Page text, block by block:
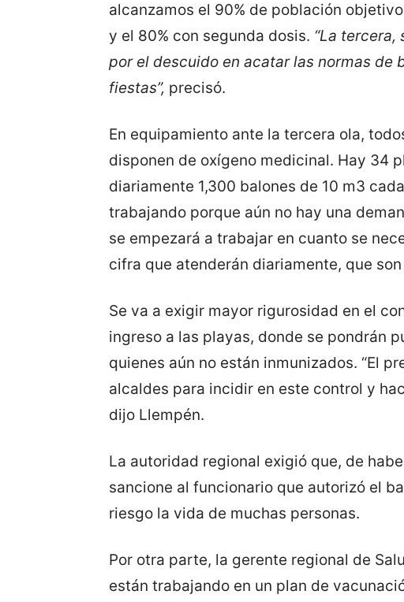
alcanzamos el 90% de población
y el 80% con segunda dosis. “La tercera,
por el descuido en acatar las normas de
fiestas”, precisó.
En equipamiento ante la tercera ola,
disponen de oxígeno medicinal. Hay 34
diariamente 1,300 balones de 10 m3
trabajando porque aún no hay una
se empezará a trabajar en cuanto se
cifra que atenderán diariamente, que
Se va a exigir mayor rigurosidad en el
ingreso a las playas, donde se pondrán
quienes aún no están inmunizados. “El
alcaldes para incidir en este control y
dijo Llempén.
La autoridad regional exigió que, de
sancione al funcionario que autorizó el
riesgo la vida de muchas personas.
Por otra parte, la gerente regional de
están trabajando en un plan de